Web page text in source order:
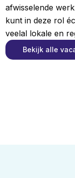
afwisselende
kunt in deze rol
veelal lokale en
Bekijk alle